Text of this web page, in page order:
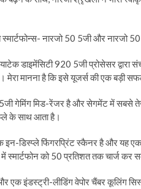
नारजो 50 5जी और नारजो
डाइमेंसिटी 920 5जी प्रोसेसर
मेरा मानना है कि इसे यूजर्स की एक बड़ी
5जी गेमिंग मिड-रेंजर है और सेगमेंट में
के साथ आता है।
डिस्प्ले फिंगरप्रिंट स्कैनर है और यह एक
स्मार्टफोन को 50 प्रतिशत तक चार्ज कर
एक इंडस्ट्री-लीडिंग वेपोर चैंबर